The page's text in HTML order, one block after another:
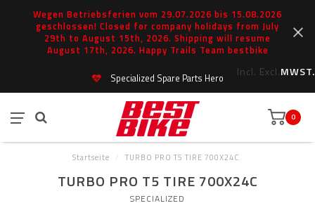
Wegen Betriebsferien vom 29.07.2026 bis 15.08.2026
geschlossen! Closed for company holidays from July
29th to August 15th, 2026. Shipping will resume
August 17th, 2026. Happy Trails Team bestbike
Incl. Excl.MWST.
Specialized Spare Parts Hero
0
Startseite / TURBO PRO T5 TIRE 700X24C
TURBO PRO T5 TIRE 700X24C
SPECIALIZED